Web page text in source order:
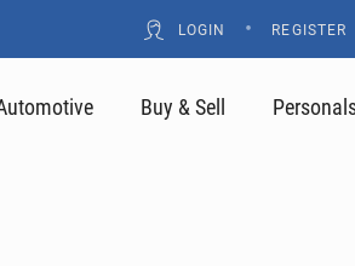
LOGIN • REGISTER
Buy & Sell